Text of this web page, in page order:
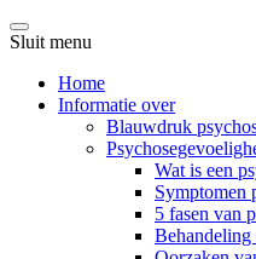
Sluit menu
Home
Informatie over
Blauwdruk
Wat is een
Symptomen
5 fasen van
Behandeling